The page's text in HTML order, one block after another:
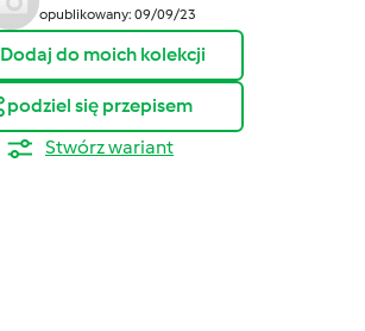
opublikowany: 09/09/23
Dodaj do moich kolekcji
podziel się przepisem
Stwórz wariant